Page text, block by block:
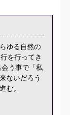
ゆる自然の
を行ってき
う事で「私
ないだろう
む。